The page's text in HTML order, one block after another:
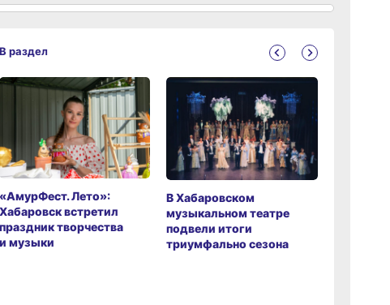
«АмурФест. Лето»:
Хабаровск встретил
праздник творчества
и музыки
В Хабаровском
музыкальном театре
подвели итоги
триумфально сезона
В раздел